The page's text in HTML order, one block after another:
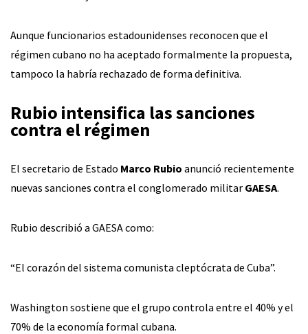
Aunque funcionarios estadounidenses reconocen que el
régimen cubano no ha aceptado formalmente la propuesta,
tampoco la habría rechazado de forma definitiva.
Rubio intensifica las sanciones
contra el régimen
El secretario de Estado Marco Rubio anunció recientemente
nuevas sanciones contra el conglomerado militar GAESA.
Rubio describió a GAESA como:
“El corazón del sistema comunista cleptócrata de Cuba”.
Washington sostiene que el grupo controla entre el 40% y el
70% de la economía formal cubana.